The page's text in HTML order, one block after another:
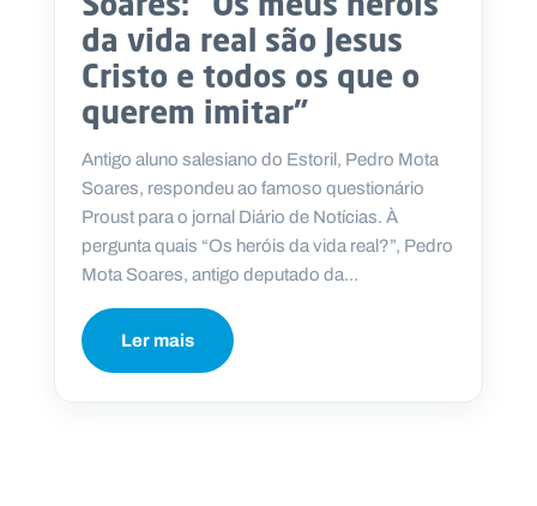
da vida real são Jesus
Cristo e todos os que o
querem imitar”
Antigo aluno salesiano do Estoril, Pedro Mota
Soares, respondeu ao famoso questionário
Proust para o jornal Diário de Notícias. À
pergunta quais “Os heróis da vida real?”, Pedro
Mota Soares, antigo deputado da...
Ler mais